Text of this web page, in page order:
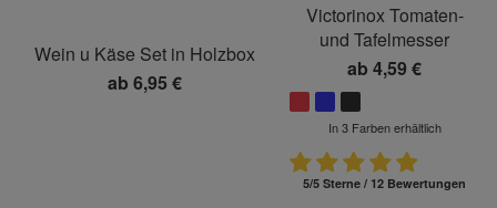
Wein u Käse Set in Holzbox
ab 6,95 €
Victorinox Tomaten-
und Tafelmesser
ab 4,59 €
In 3 Farben erhältlich
5/5 Sterne / 12 Bewertungen